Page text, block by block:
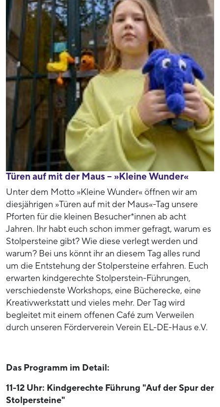
Türen auf mit der Maus – »Kleine Wunder«
Unter dem Motto »Kleine Wunder« öffnen wir am
diesjährigen »Türen auf mit der Maus«-Tag unsere
Pforten für die kleinen Besucher*innen ab acht
Jahren. Ihr habt euch schon immer gefragt, warum es
Stolpersteine gibt? Wie diese verlegt werden und
warum? Bei uns könnt ihr an diesem Tag alles rund
um die Entstehung der Stolpersteine erfahren. Euch
erwarten kindgerechte Stolperstein-Führungen,
verschiedenste Workshops, eine Bücherecke, eine
Kreativwerkstatt und vieles mehr. Der Tag wird
begleitet mit einem offenen Café zum Verweilen
durch unseren Förderverein Verein EL-DE-Haus e.V.
Das Programm im Detail:
11-12 Uhr: Kindgerechte Führung "Auf der Spur der
Stolpersteine"